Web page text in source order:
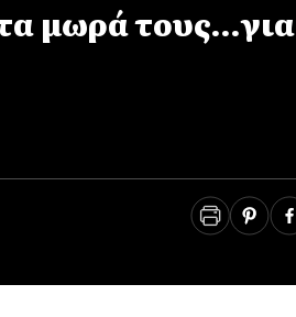
μωρά τους…για